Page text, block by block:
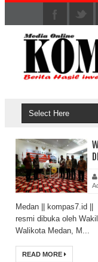
Medan || kompas7.id ||
resmi dibuka oleh
Walikota Medan, M...
READ MORE